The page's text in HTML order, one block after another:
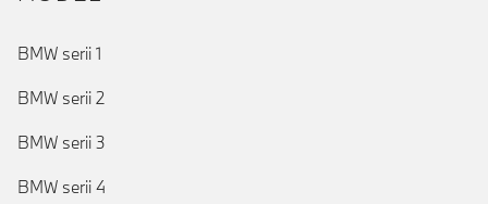
BMW serii 1
BMW serii 2
BMW serii 3
BMW serii 4